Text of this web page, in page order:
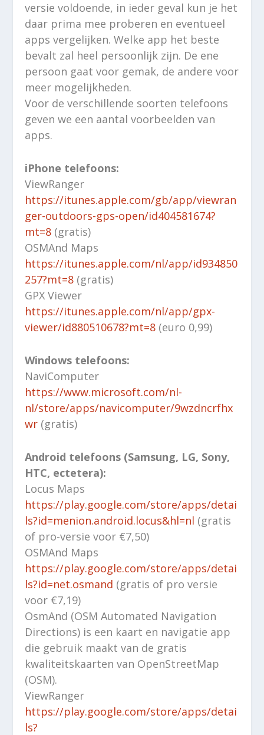
versie voldoende, in ieder geval kun je het
daar prima mee proberen en eventueel
apps vergelijken. Welke app het beste
bevalt zal heel persoonlijk zijn. De ene
persoon gaat voor gemak, de andere voor
meer mogelijkheden.
Voor de verschillende soorten telefoons
geven we een aantal voorbeelden van
apps.
iPhone telefoons:
ViewRanger
https://itunes.apple.com/gb/app/viewran
ger-outdoors-gps-open/id404581674?
mt=8 (gratis)
OSMAnd Maps
https://itunes.apple.com/nl/app/id934850
257?mt=8 (gratis)
GPX Viewer
https://itunes.apple.com/nl/app/gpx-
viewer/id880510678?mt=8 (euro 0,99)
Windows telefoons:
NaviComputer
https://www.microsoft.com/nl-
nl/store/apps/navicomputer/9wzdncrfhx
wr (gratis)
Android telefoons (Samsung, LG, Sony,
HTC, ectetera):
Locus Maps
https://play.google.com/store/apps/detai
ls?id=menion.android.locus&hl=nl (gratis
of pro-versie voor €7,50)
OSMAnd Maps
https://play.google.com/store/apps/detai
ls?id=net.osmand (gratis of pro versie
voor €7,19)
OsmAnd (OSM Automated Navigation
Directions) is een kaart en navigatie app
die gebruik maakt van de gratis
kwaliteitskaarten van OpenStreetMap
(OSM).
ViewRanger
https://play.google.com/store/apps/detai
ls?